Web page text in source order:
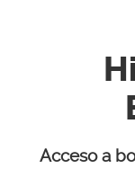
Acceso a